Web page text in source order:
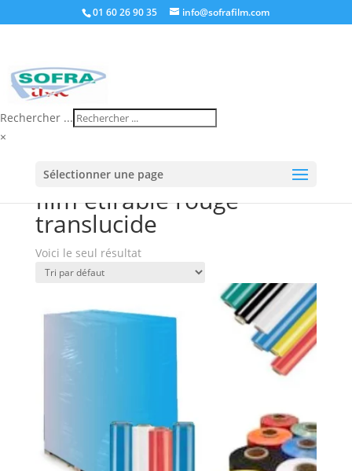
01 60 26 90 35 info@sofrafilm.com
Rechercher ...
×
Sélectionner une page
rouge translucide”
film étirable rouge
translucide
Voici le seul résultat